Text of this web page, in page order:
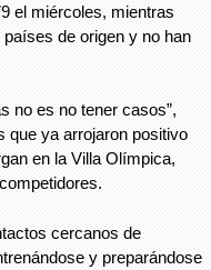
el miércoles, mientras
de origen y no han
no es no tener casos”,
que ya arrojaron positivo
en la Villa Olímpica,
cercanos de
y preparándose